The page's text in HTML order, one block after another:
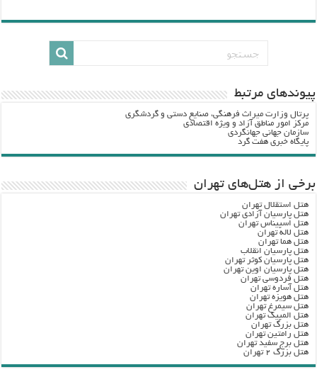
پيوندهاي مرتبط
پرتال وزارت ميراث فرهنگي، صنایع دستی و گردشگري
مرکز امور مناطق آزاد و ویژه اقتصادی
سازمان جهانی جهانگردی
پایگاه خبری هفت گرد
برخی از هتل‌های تهران
هتل استقلال تهران
هتل پارسیان آزادی تهران
هتل اسپیناس تهران
هتل لاله تهران
هتل هما تهران
هتل پارسیان انقلاب
هتل پارسیان کوثر تهران
هتل پارسیان اوین تهران
هتل فردوسی تهران
هتل آساره تهران
هتل هویزه تهران
هتل سیمرغ تهران
هتل المپیک تهران
هتل بزرگ تهران
هتل رامتین تهران
هتل برج سفید تهران
هتل بزرگ ۲ تهران